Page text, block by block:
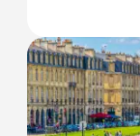
Entre la